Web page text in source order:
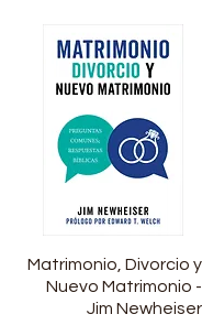
Quick View
Matrimonio, Divorcio y
Nuevo Matrimonio -
Jim Newheiser